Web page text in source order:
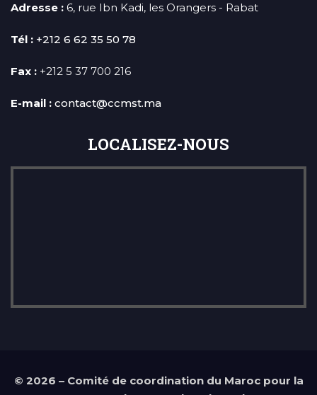
Adresse : 6, rue Ibn Kadi, les Orangers - Rabat
Tél : +212 6 62 35 50 78
Fax : +212 5 37 700 216
E-mail : contact@ccmst.ma
LOCALISEZ-NOUS
© 2026 – Comité de coordination du Maroc pour la